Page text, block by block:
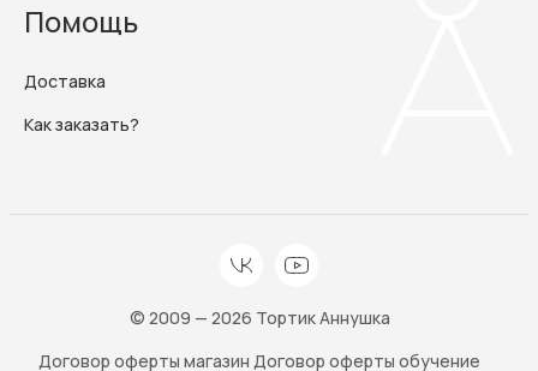
Помощь
Доставка
Как заказать?
© 2009 — 2026 Тортик Аннушка
Договор оферты магазин Договор оферты обучение